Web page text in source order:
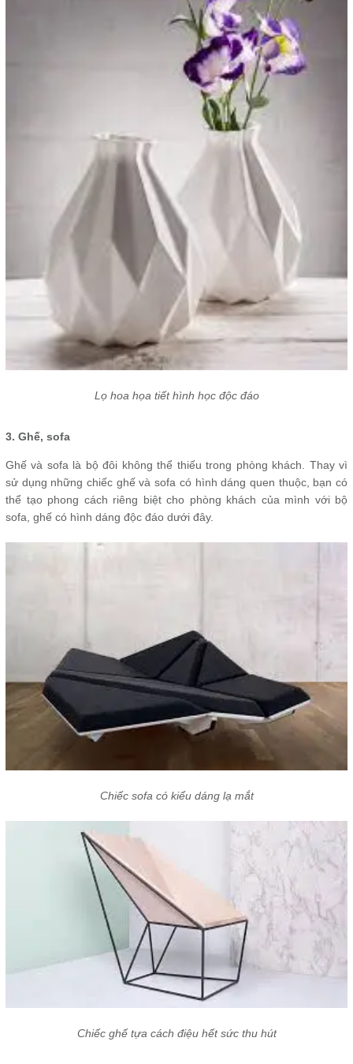
Lọ hoa họa tiết hình học độc đáo
3. Ghế, sofa
Ghế và sofa là bộ đôi không thể thiếu trong phòng khách. Thay vì
sử dụng những chiếc ghế và sofa có hình dáng quen thuộc, bạn có
thể tạo phong cách riêng biệt cho phòng khách của mình với bộ
sofa, ghế có hình dáng độc đáo dưới đây.
Chiếc sofa có kiểu dáng lạ mắt
Chiếc ghế tựa cách điệu hết sức thu hút